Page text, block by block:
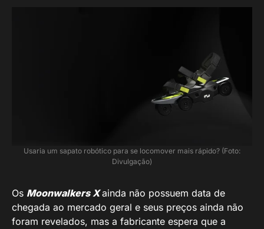
Usaria um sapato robótico para se locomover mais rápido? (Foto:
Divulgação)
Os Moonwalkers Xainda não possuem data de
chegada ao mercado geral e seus preços ainda não
foram revelados, mas a fabricante espera que a